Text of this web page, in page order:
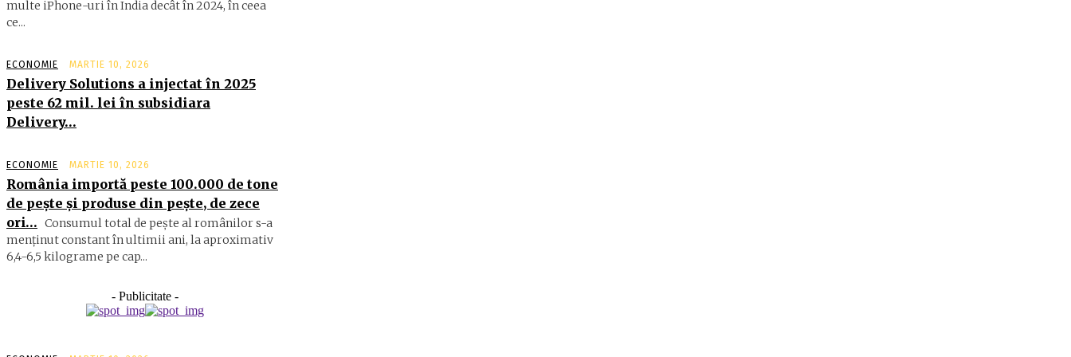
multe iPhone-uri în India decât în 2024, în ceea
ce...
ECONOMIE MARTIE 10, 2026
Delivery Solutions a injectat în 2025
peste 62 mil. lei în subsidiara
Delivery…
ECONOMIE MARTIE 10, 2026
România importă peste 100.000 de tone
de peşte şi produse din peşte, de zece
ori… Consumul total de peşte al ro­mâ­nilor s-a
menţinut constant în ul­timii ani, la aproximativ
6,4-6,5 ki­lograme pe cap...
- Publicitate -